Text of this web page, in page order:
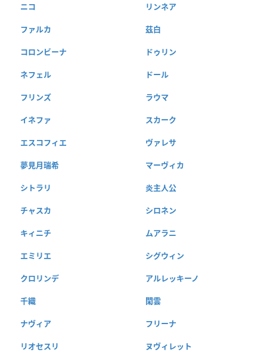
ニコ リンネア
ファルカ 茲白
コロンビーナ ドゥリン
ネフェル ドール
フリンズ ラウマ
イネファ スカーク
エスコフィエ ヴァレサ
夢見月瑞希 マーヴィカ
シトラリ 炎主人公
チャスカ シロネン
キィニチ ムアラニ
エミリエ シグウィン
クロリンデ アルレッキーノ
千織 閑雲
ナヴィア フリーナ
リオセスリ ヌヴィレット